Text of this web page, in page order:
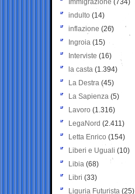
Immigrazione (734)
indulto (14)
inflazione (26)
Ingroia (15)
Interviste (16)
la casta (1.394)
La Destra (45)
La Sapienza (5)
Lavoro (1.316)
LegaNord (2.411)
Letta Enrico (154)
Liberi e Uguali (10)
Libia (68)
Libri (33)
Liguria Futurista (25)